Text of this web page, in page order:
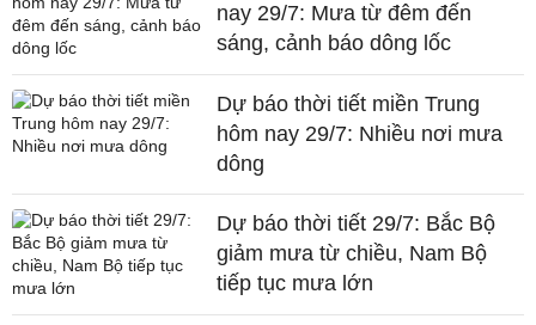
nay 29/7: Mưa từ đêm đến
sáng, cảnh báo dông lốc
Dự báo thời tiết miền Trung
hôm nay 29/7: Nhiều nơi mưa
dông
Dự báo thời tiết 29/7: Bắc Bộ
giảm mưa từ chiều, Nam Bộ
tiếp tục mưa lớn